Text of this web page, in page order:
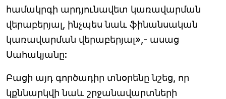
համակրգի արդյունավետ կառավարման
վերաբերյալ, ինչպես նաև ֆինանսական
կառավարման վերաբերյալ»,- ասաց
Սահակյանը:
Բացի այդ գործադիր տնօրենը նշեց, որ
կքննարկվի նաև շրջանավարտների